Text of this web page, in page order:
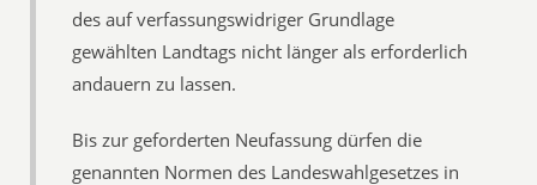
des auf verfassungswidriger Grundlage
gewählten Landtags nicht länger als erforderlich
andauern zu lassen.
Bis zur geforderten Neufassung dürfen die
genannten Normen des Landeswahlgesetzes in